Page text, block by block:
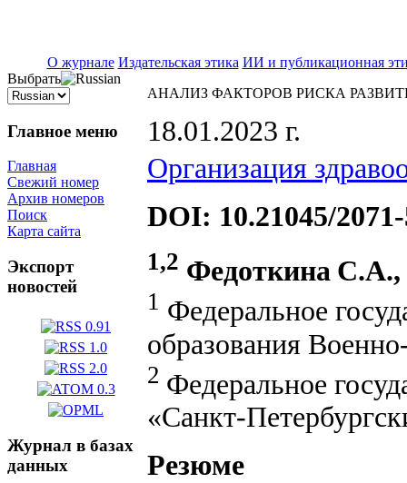
О журнале Издательская этика ИИ и публикационная
Выбрать
Главное меню
Главная
Свежий номер
Архив номеров
Поиск
Карта сайта
Экспорт
новостей
Журнал в базах
данных
АНАЛИЗ ФАКТОРОВ РИСКА
18.01.2023 г.
Организация
DOI: 10.21045/
1,2 Федоткина С.А.,
1 Федеральное
образования
2 Федеральное
«Санкт-
Резюме